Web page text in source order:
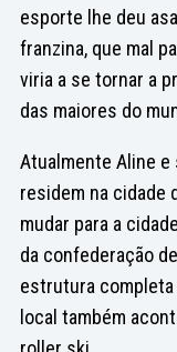
esporte lhe deu
franzina, que mal
viria a se tornar a
das maiores do
Atualmente Aline e
residem na cidade
mudar para a
da confederação
estrutura
local também